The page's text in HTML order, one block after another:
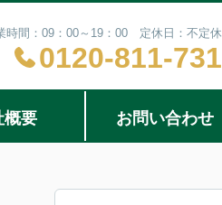
時間：09：00～19：00 定休日：不定休
0120-811-731
概要 お問い合わせ